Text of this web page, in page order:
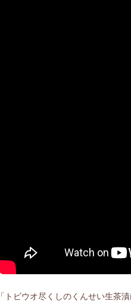
「トビウオ尽くしのくんせい生茶